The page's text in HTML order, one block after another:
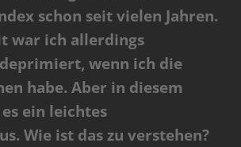
schon seit vielen Jahren.
war ich allerdings
wenn ich die
habe. Aber in diesem
ein leichtes
Wie ist das zu verstehen?